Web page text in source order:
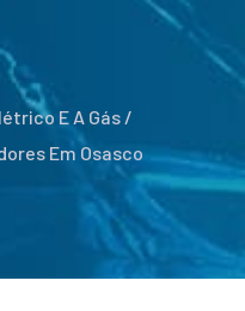
E A Gás /
Em Osasco